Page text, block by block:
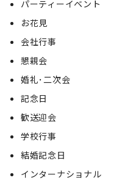
パーティーイベント
お花見
会社行事
懇親会
婚礼･二次会
記念日
歓送迎会
学校行事
結婚記念日
インターナショナル